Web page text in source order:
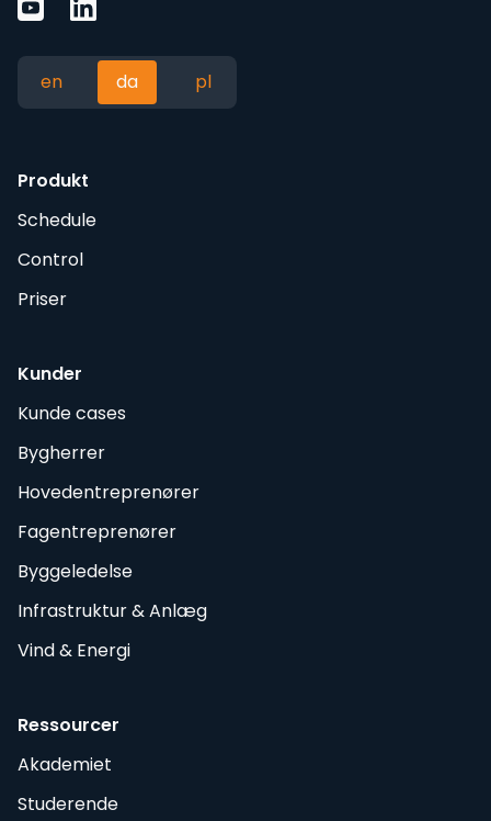
en da pl
Produkt
Schedule
Control
Priser
Kunder
Kunde cases
Bygherrer
Hovedentreprenører
Fagentreprenører
Byggeledelse
Infrastruktur & Anlæg
Vind & Energi
Ressourcer
Akademiet
Studerende